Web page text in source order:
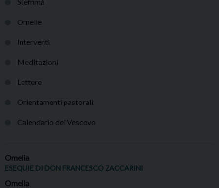
Omelie
Interventi
Meditazioni
Lettere
Orientamenti pastorali
Calendario del Vescovo
Omelia
ESEQUIE DI DON FRANCESCO ZACCARINI
Omelia